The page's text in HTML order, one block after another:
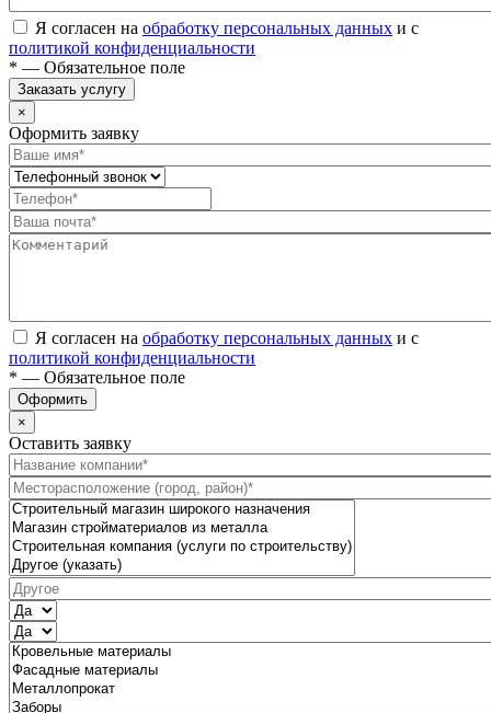
Я согласен на обработку персональных данных и с
политикой конфиденциальности
* — Обязательное поле
Заказать услугу
×
Оформить заявку
Я согласен на обработку персональных данных и с
политикой конфиденциальности
* — Обязательное поле
Оформить
×
Оставить заявку